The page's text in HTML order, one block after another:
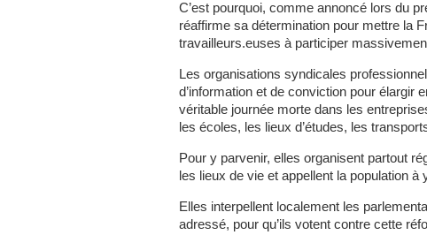
C’est pourquoi, comme annoncé lors du
réaffirme sa détermination pour mettre la
travailleurs.euses à participer
Les organisations syndicales
d’information et de conviction pour élargir
véritable journée morte dans les
les écoles, les lieux d’études, les
Pour y parvenir, elles organisent partout
les lieux de vie et appellent la population à
Elles interpellent localement les
adressé, pour qu’ils votent contre cette